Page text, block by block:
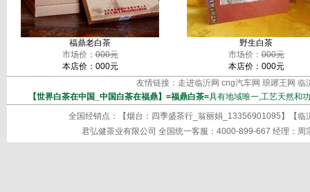
福鼎老白茶
市场价：000元
本店价：000元
野生白茶
市场价：000元
本店价：000元
友情链接： 走进临沂网 cng汽车网 琅琊王网 临
【世界白茶在中国_中国白茶在福鼎】=福鼎白茶=具有地域唯一,工艺天然和
全国经销点：【烟台：四季盛茶行_翁丽娟_13356901095】【
君弘健茶业有限公司 全国统一客服：4000-899-667 经理：